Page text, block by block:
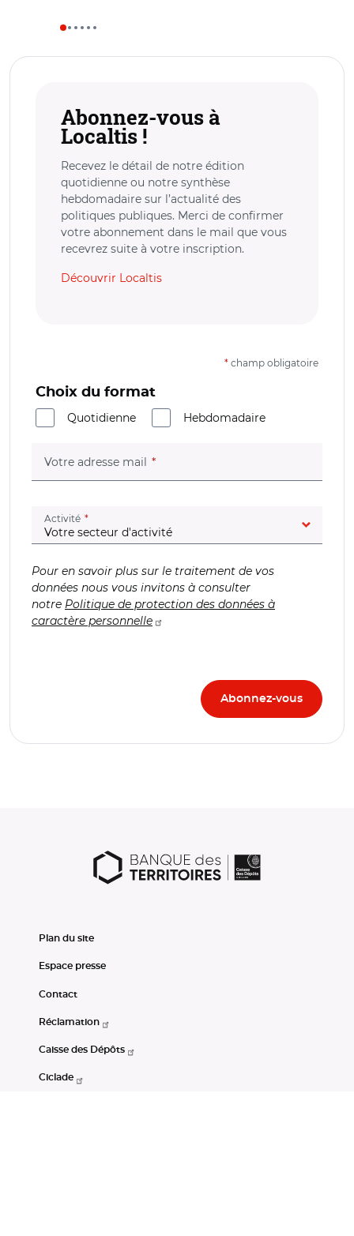
Abonnez-vous à
Localtis !
Recevez le détail de notre édition
quotidienne ou notre synthèse
hebdomadaire sur l’actualité des
politiques publiques. Merci de confirmer
votre abonnement dans le mail que vous
recevrez suite à votre inscription.
Découvrir Localtis
* champ obligatoire
Choix du format
Quotidienne
Hebdomadaire
Votre adresse mail (champ obligatoire)
Activité (champ obligatoire)
Pour en savoir plus sur le traitement de vos
données nous vous invitons à consulter
notre Politique de protection des données à
caractère personnelle
Plan du site
Espace presse
Contact
Réclamation
Caisse des Dépôts
Ciclade